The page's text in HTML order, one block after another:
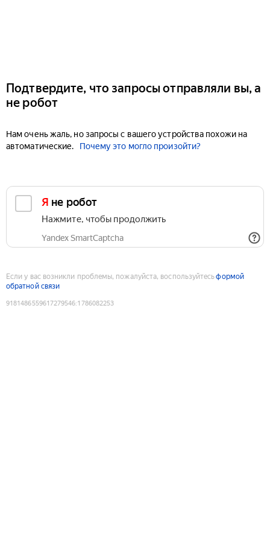
Подтвердите, что запросы отправляли вы, а
не робот
Нам очень жаль, но запросы с вашего устройства похожи на
автоматические.
Почему это могло произойти?
Я не робот
Нажмите, чтобы продолжить
Yandex SmartCaptcha
Если у вас возникли проблемы, пожалуйста, воспользуйтесьформой
обратной связи
9181486559617279546:1786082253